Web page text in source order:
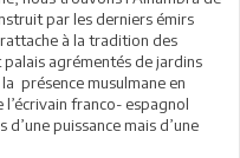
par les derniers émirs
rattache à la tradition des
agrémentés de jardins
présence musulmane en
l’écrivain franco- espagnol
puissance mais d’une